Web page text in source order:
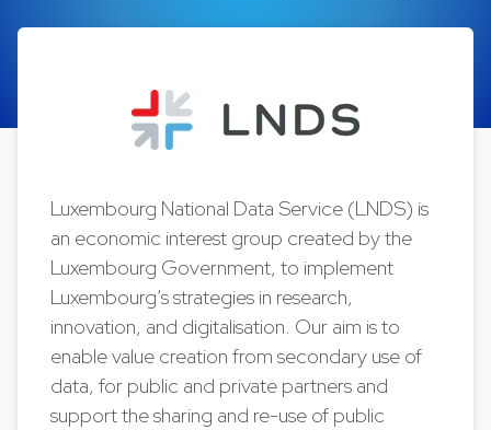
Luxembourg National Data Service (LNDS) is
an economic interest group created by the
Luxembourg Government, to implement
Luxembourg’s strategies in research,
innovation, and digitalisation. Our aim is to
enable value creation from secondary use of
data, for public and private partners and
support the sharing and re-use of public